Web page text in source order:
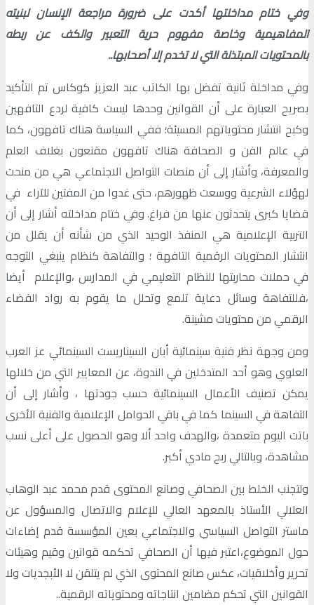
وفي ختام مداخلتها أكدت على ضرورة مراجعة الإنسان لبنيته
المفاهيمية وخاصة مفهوم حرية التعبير والكف عن ربطه
بالمحتويات المبتذلة التي لا تخدم إلا أصحابها..
وفي مداخلة ثانية تفضل بها الكاتب عبد العزيز كوكاس تم التأكيد
بصريح العبارة على أن القوانين وحدها ليست كافية لردع التافهين
وكبح انتشار محتوياتهم المسيئة؛ ففي السياسة هناك تافهون، كما
في عالم الفن و الصحافة هناك تافهون مقنعون بغلاف العلم
والمعرفة، وأشار إلى أن منصات التواصل الاجتماعي هي من منحت
لهؤلاء الشرعية ووسعت ظهورهم، حتى غدوا من المفتين للآراء في
قضايا كبرى يتحدثون عنها من فراغ. وفي ختام مداخلته أشار إلى أن
التربية الإعلامية هي المنفذ الوحيد الذي من شأنه أن يقلل من
انتشار المحتويات الرقمية التافهة ؛ والتفاهة كنظام ينبغي التوجه
في حملات محاربتها للنظام التعليمي في المدارس ،والإعلام أيضا
،فللتفاهة وسائل دعاية تلمع وتحلل ما يقوم به رواد الفضاء
الرقمي من محتويات مشينة.
ومن وجهة نظر فنية سينمائية أبان السيناريست السينمائي عز العرب
العلوي وهو أحد المتدخلين في الندوة، عن المعايير التي من خلالها
يمكن تصنيف الأعمال السينمائية حسب جودتها ، وأشار إلى أن
التفاهة في السينما كما في باقي الحوامل الإعلامية والفنية الأخرى
باتت اليوم متعمدة ،والهدف واحد ألا وهو الحصول على أعلى نسب
مشاهدة، وبالتالي ربح مادي أكبر.
ولتجنب الخلط بين الصحافي وصانع المحتوى قدم محمد عبد الوهاب
العلالي الأستاذ بالمعهد العالي للإعلام والاتصال والمسؤول عن
ماستر التواصل السياسي والاجتماعي بعين المؤسسة قدم إضاءات
حول الموضوع،اعتبر فيها أن الصحافي تحكمه قوانين وقيم وهيئات
تحرير وأخلاقيات، عكس صانع المحتوى الذي لم يتلقن لا الأبجديات ولا
القوانين التي تحكم مضامين انتاجاته ومحتوياته الرقمية..